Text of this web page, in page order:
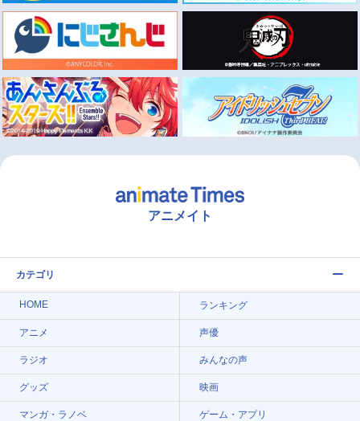
アニメイト
カテゴリ
HOME ランキング
アニメ 声優
ラジオ みんなの声
グッズ 映画
マンガ・ラノベ ゲーム・アプリ